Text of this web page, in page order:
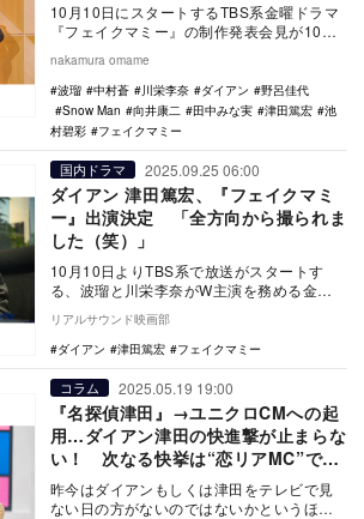
10月10日にスタートするTBS系金曜ドラマ
『フェイクマミー』の制作発表会見が10月9
ブル…
nakamura omame
波瑠
中村蒼 川栄李奈 ダイアン
野呂佳代
Snow Man
向井康二 田中みな実 津田篤宏
池
村碧彩
フェイクマミー
国内ドラマ 2025.09.25 06:00
ダイアン 津田篤宏、『フェイクマミ
ー』出演決定 「全方向から撮られま
した（笑）」
10月10日よりTBS系で放送がスタートす
る、波瑠と川栄李奈がW主演を務める金曜
ドラマ『フェイクマミー』にダイアンの津
田篤宏が出…
リアルサウンド映画部
ダイアン
津田篤宏 フェイクマミー
コラム 2025.05.19 19:00
『名探偵津田』→ユニクロCMへの起
用…ダイアン津田の快進撃が止まらな
い！ 次なる快挙は“恋リアMC”で実
現？
昨今はダイアンもしくは津田をテレビで見
ない日の方がないのではないかというほど